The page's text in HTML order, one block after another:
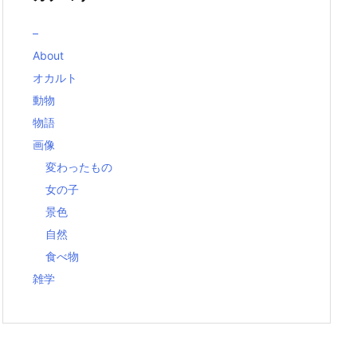
–
About
オカルト
動物
物語
画像
変わったもの
女の子
景色
自然
食べ物
雑学